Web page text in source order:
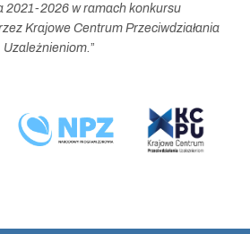
2021-2026 w ramach konkursu
Krajowe Centrum Przeciwdziałania
Uzależnieniom. ”